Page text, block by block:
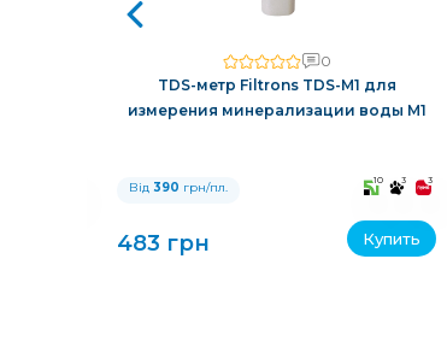
0
TDS-метр Filtrons TDS-M1 для
измерения минерализации воды M1
Від 390 грн/пл. 10 3 3
483 грн Купить